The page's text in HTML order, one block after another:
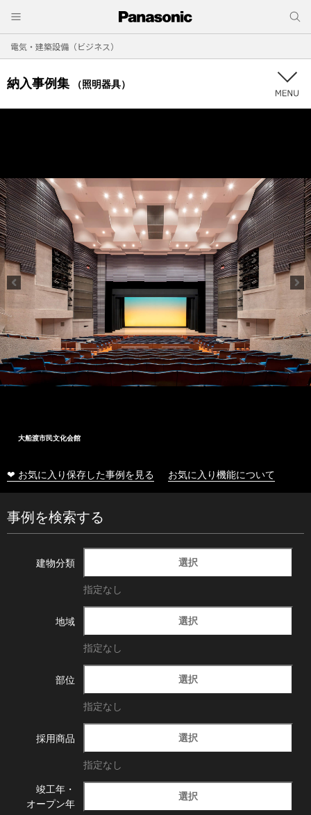
電気・建築設備（ビジネス）
納入事例集 （照明器具）
大船渡市民文化会館
❤ お気に入り保存した事例を見る お気に入り機能について
事例を検索する
建物分類 選択
指定なし
地域 選択
指定なし
部位 選択
指定なし
採用商品 選択
指定なし
竣工年・
オープン年
選択